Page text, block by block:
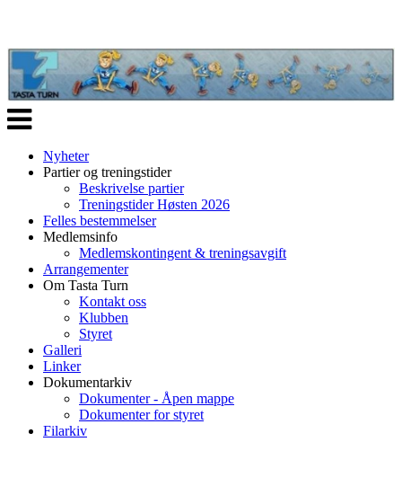
Veksle
navigasjon
Nyheter
Partier og treningstider
Beskrivelse partier
Treningstider Høsten 2026
Felles bestemmelser
Medlemsinfo
Medlemskontingent & treningsavgift
Arrangementer
Om Tasta Turn
Kontakt oss
Klubben
Styret
Galleri
Linker
Dokumentarkiv
Dokumenter - Åpen mappe
Dokumenter for styret
Filarkiv